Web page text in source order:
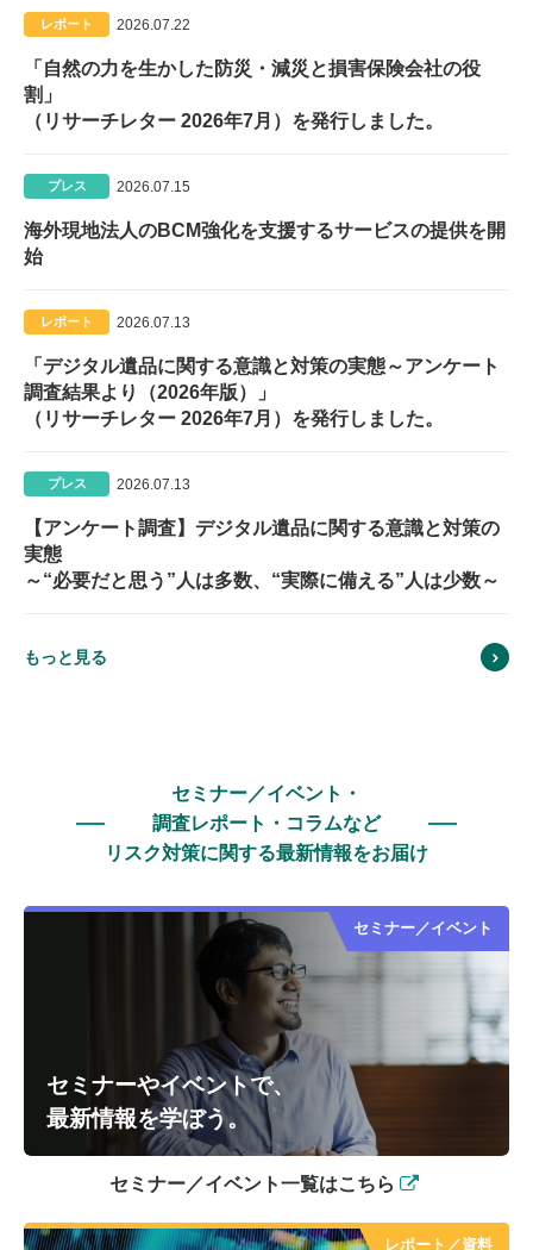
レポート 2026.07.22
「自然の力を生かした防災・減災と損害保険会社の役
割」
（リサーチレター 2026年7月）を発行しました。
プレス 2026.07.15
海外現地法人のBCM強化を支援するサービスの提供を開
始
レポート 2026.07.13
「デジタル遺品に関する意識と対策の実態～アンケート
調査結果より（2026年版）」
（リサーチレター 2026年7月）を発行しました。
プレス 2026.07.13
【アンケート調査】デジタル遺品に関する意識と対策の
実態
～“必要だと思う”人は多数、“実際に備える”人は少数～
もっと見る
セミナー／イベント・
調査レポート・コラムなど
リスク対策に関する最新情報をお届け
セミナー／イベント
セミナーやイベントで、
最新情報を学ぼう。
セミナー／イベント一覧はこちら
レポート／資料